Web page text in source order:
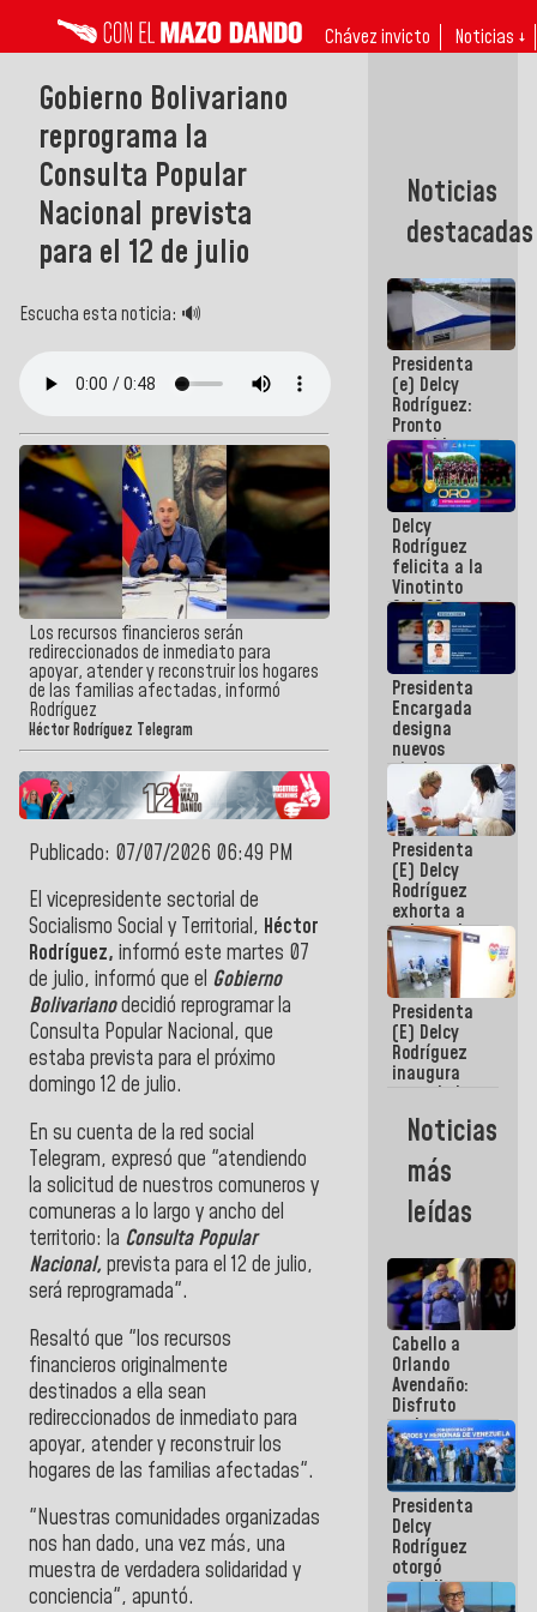
Chávez invicto Noticias ↓
Gobierno Bolivariano
reprograma la
Consulta Popular
Nacional prevista
para el 12 de julio
Escucha esta noticia: 🔊
Los recursos financieros serán
redireccionados de inmediato para
apoyar, atender y reconstruir los hogares
de las familias afectadas, informó
Rodríguez
Héctor Rodríguez Telegram
Publicado: 07/07/2026 06:49 PM
El vicepresidente sectorial de
Socialismo Social y Territorial, Héctor
Rodríguez, informó este martes 07
de julio, informó que el Gobierno
Bolivarianodecidió reprogramar la
Consulta Popular Nacional, que
estaba prevista para el próximo
domingo 12 de julio.
En su cuenta de la red social
Telegram, expresó que "atendiendo
la solicitud de nuestros comuneros y
comuneras a lo largo y ancho del
territorio: la Consulta Popular
Nacional, prevista para el 12 de julio,
será reprogramada".
Resaltó que "los recursos
financieros originalmente
destinados a ella sean
redireccionados de inmediato para
apoyar, atender y reconstruir los
hogares de las familias afectadas".
"Nuestras comunidades organizadas
nos han dado, una vez más, una
muestra de verdadera solidaridad y
conciencia", apuntó.
Noticias
destacadas
Presidenta
(e) Delcy
Rodríguez:
Pronto
restableceremos
las
operaciones
en el
Aeropuerto
Internacional
de
Maiquetía
Delcy
Rodríguez
felicita a la
Vinotinto
Sub 20
campeona
frente
México Sub
23 en los
Centroamericanos
Presidenta
Encargada
designa
nuevos
titulares en
Viceministerio
de Energía
Eléctrica y
CORPOELEC
Presidenta
(E) Delcy
Rodríguez
exhorta a
gobernadores
y alcaldes a
edificar
casas para
abuelos
Presidenta
(E) Delcy
Rodríguez
inaugura
casa de los
Abuelos
Primavera
en Caracas
Noticias
más
leídas
Cabello a
Orlando
Avendaño:
Disfruto
cada vez
que escribes
porque lo
que haces
es
embarrarla
Presidenta
Delcy
Rodríguez
otorgó
medalla